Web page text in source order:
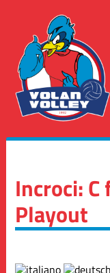
Incroci:
Playout